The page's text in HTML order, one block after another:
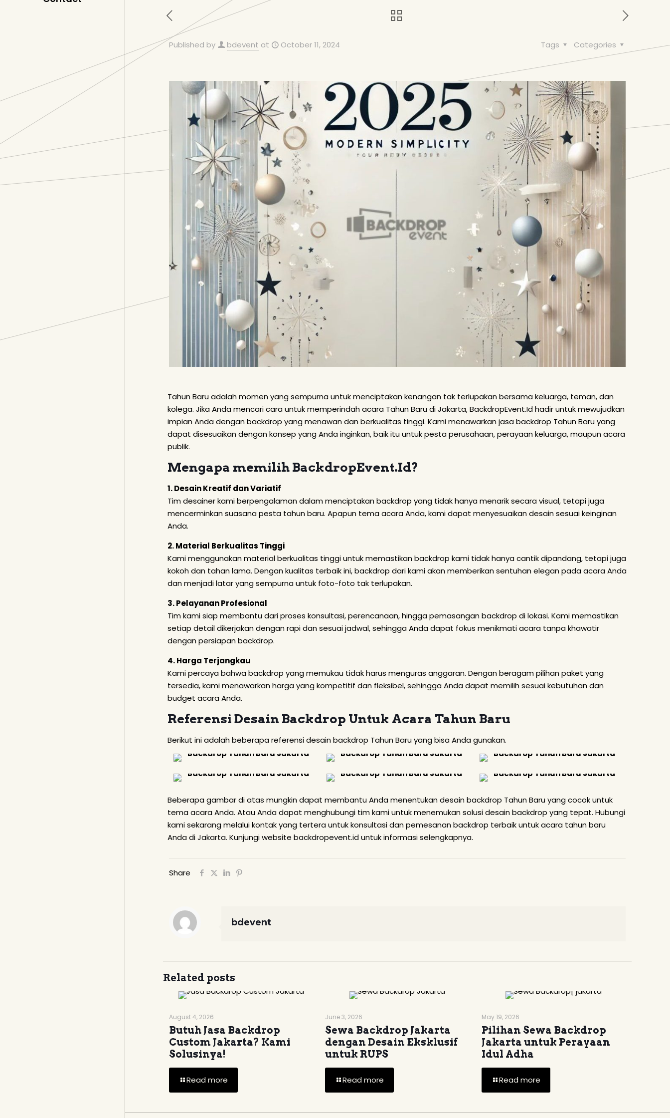
Published by bdevent at October 11, 2024 Categories
Tags
Tahun Baru adalah momen yang sempurna untuk menciptakan kenangan tak terlupakan bersama keluarga, teman, dan
kolega. Jika Anda mencari cara untuk memperindah acara Tahun Baru di Jakarta, BackdropEvent.Id hadir untuk mewujudkan
impian Anda dengan backdrop yang menawan dan berkualitas tinggi. Kami menawarkan jasa backdrop Tahun Baru yang
dapat disesuaikan dengan konsep yang Anda inginkan, baik itu untuk pesta perusahaan, perayaan keluarga, maupun acara
publik.
Mengapa memilih BackdropEvent.Id?
1. Desain Kreatif dan Variatif
Tim desainer kami berpengalaman dalam menciptakan backdrop yang tidak hanya menarik secara visual, tetapi juga
mencerminkan suasana pesta tahun baru. Apapun tema acara Anda, kami dapat menyesuaikan desain sesuai keinginan
Anda.
2. Material Berkualitas Tinggi
Kami menggunakan material berkualitas tinggi untuk memastikan backdrop kami tidak hanya cantik dipandang, tetapi juga
kokoh dan tahan lama. Dengan kualitas terbaik ini, backdrop dari kami akan memberikan sentuhan elegan pada acara Anda
dan menjadi latar yang sempurna untuk foto-foto tak terlupakan.
3. Pelayanan Profesional
Tim kami siap membantu dari proses konsultasi, perencanaan, hingga pemasangan backdrop di lokasi. Kami memastikan
setiap detail dikerjakan dengan rapi dan sesuai jadwal, sehingga Anda dapat fokus menikmati acara tanpa khawatir
dengan persiapan backdrop.
4. Harga Terjangkau
Kami percaya bahwa backdrop yang memukau tidak harus menguras anggaran. Dengan beragam pilihan paket yang
tersedia, kami menawarkan harga yang kompetitif dan fleksibel, sehingga Anda dapat memilih sesuai kebutuhan dan
budget acara Anda.
Referensi Desain Backdrop Untuk Acara Tahun Baru
Berikut ini adalah beberapa referensi desain backdrop Tahun Baru yang bisa Anda gunakan.
Beberapa gambar di atas mungkin dapat membantu Anda menentukan desain backdrop Tahun Baru yang cocok untuk
tema acara Anda. Atau Anda dapat menghubungi tim kami untuk menemukan solusi desain backdrop yang tepat. Hubungi
kami sekarang melalui kontak yang tertera untuk konsultasi dan pemesanan backdrop terbaik untuk acara tahun baru
Anda di Jakarta. Kunjungi websitebackdropevent.iduntuk informasi selengkapnya.
Share
bdevent
Related posts
August 4, 2026
Butuh Jasa Backdrop
Custom Jakarta? Kami
Solusinya!
Read more
June 3, 2026
Sewa Backdrop Jakarta
dengan Desain Eksklusif
untuk RUPS
Read more
May 19, 2026
Pilihan Sewa Backdrop
Jakarta untuk Perayaan
Idul Adha
Read more